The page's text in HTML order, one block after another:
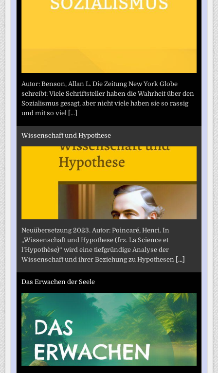
Autor: Benson, Allan L. Die Zeitung New York Globe
schreibt: Viele Schriftsteller haben die Wahrheit über den
Sozialismus gesagt, aber nicht viele haben sie so rassig
und mit so viel
[...]
Wissenschaft und Hypothese
Neuübersetzung 2023. Autor: Poincaré, Henri. In
„Wissenschaft und Hypothese (frz. La Science et
l’Hypothèse)“ wird eine tiefgründige Analyse der
Wissenschaft und ihrer Beziehung zu Hypothesen
[...]
Das Erwachen der Seele